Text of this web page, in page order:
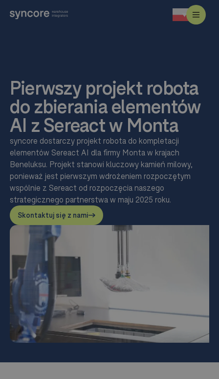
Pierwszy projekt robota
do zbierania elementów
AI z Sereact w Monta
syncore dostarczy projekt robota do kompletacji
elementów Sereact AI dla firmy Monta w krajach
Beneluksu. Projekt stanowi kluczowy kamień milowy,
ponieważ jest pierwszym wdrożeniem rozpoczętym
wspólnie z Sereact od rozpoczęcia naszego
strategicznego partnerstwa w maju 2025 roku.
Skontaktuj się z nami